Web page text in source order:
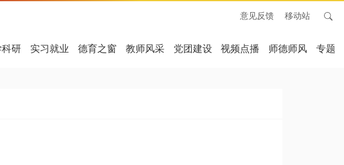
意见反馈 移动站
研 实习就业 德育之窗 教师风采 党团建设 视频点播 师德师风 专题